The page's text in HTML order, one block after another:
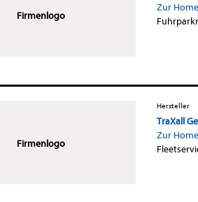
Firmenlogo
Zur
Firmenlogo
Hersteller
TraXall
Zur